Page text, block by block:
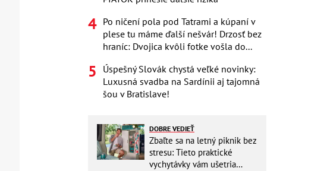
Po ničení pola pod Tatrami a kúpaní v
plese tu máme ďalší nešvár! Drzosť bez
hraníc: Dvojica kvôli fotke vošla do...
Úspešný Slovák chystá veľké novinky:
Luxusná svadba na Sardínii aj tajomná
šou v Bratislave!
DOBRE VEDIEŤ
Zbaľte sa na letný piknik bez
stresu: Tieto praktické
vychytávky vám ušetria